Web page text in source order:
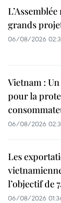
grands
06/08/2026
Vietnam :
pour la
06/08/2026
Les
l’objectif de
06/08/2026